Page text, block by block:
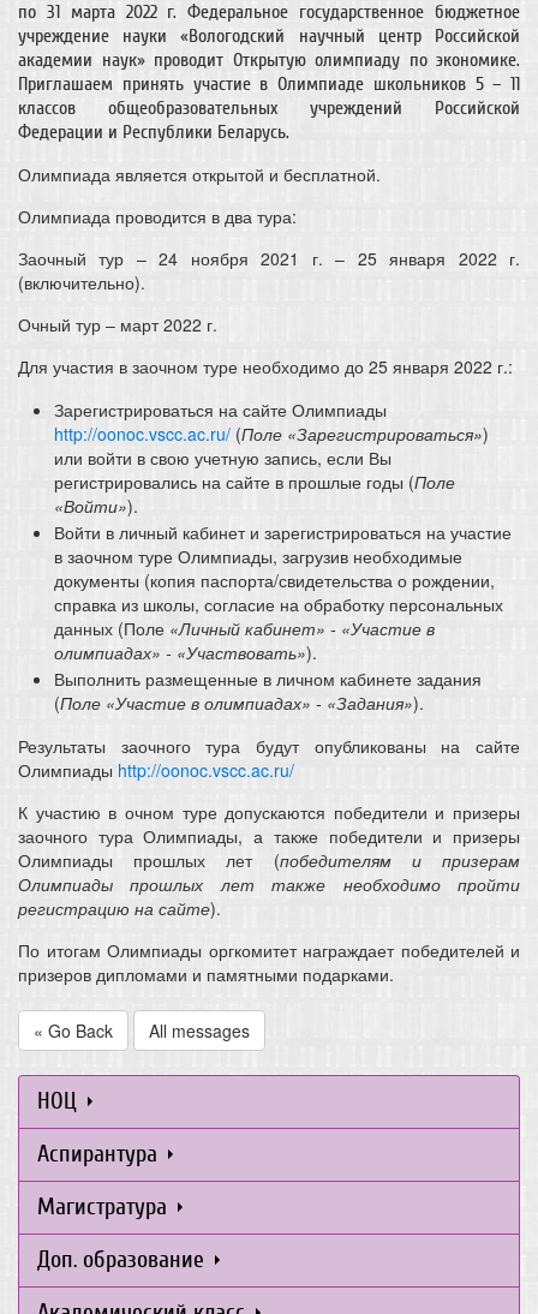
по 31 марта 2022 г. Федеральное государственное бюджетное
учреждение науки «Вологодский научный центр Российской
академии наук» проводит Открытую олимпиаду по экономике.
Приглашаем принять участие в Олимпиаде школьников 5 – 11
классов общеобразовательных учреждений Российской
Федерации и Республики Беларусь.
Олимпиада является открытой и бесплатной.
Олимпиада проводится в два тура:
Заочный тур – 24 ноября 2021 г. – 25 января 2022 г.
(включительно).
Очный тур – март 2022 г.
Для участия в заочном туре необходимо до 25 января 2022 г.:
Зарегистрироваться на сайте Олимпиады
http://oonoc.vscc.ac.ru/ (Поле «Зарегистрироваться»)
или войти в свою учетную запись, если Вы
регистрировались на сайте в прошлые годы (Поле
«Войти»).
Войти в личный кабинет и зарегистрироваться на участие
в заочном туре Олимпиады, загрузив необходимые
документы (копия паспорта/свидетельства о рождении,
справка из школы, согласие на обработку персональных
данных (Поле «Личный кабинет» - «Участие в
олимпиадах» - «Участвовать»).
Выполнить размещенные в личном кабинете задания
(Поле «Участие в олимпиадах» - «Задания»).
Результаты заочного тура будут опубликованы на сайте
Олимпиады http://oonoc.vscc.ac.ru/
К участию в очном туре допускаются победители и призеры
заочного тура Олимпиады, а также победители и призеры
Олимпиады прошлых лет (победителям и призерам
Олимпиады прошлых лет также необходимо пройти
регистрацию на сайте).
По итогам Олимпиады оргкомитет награждает победителей и
призеров дипломами и памятными подарками.
« Go Back All messages
НОЦ
Аспирантура
Магистратура
Доп. образование